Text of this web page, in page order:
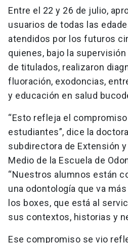
Entre el 22 y 26 de julio,
usuarios de todas las
atendidos por los futuros
quienes, bajo la
de titulados, realizaron
fluoración, exodoncias,
y educación en salud
“Esto refleja el
estudiantes”, dice la
subdirectora de Extensión
Medio de la Escuela de
“Nuestros alumnos están
una odontología que va
los boxes, que está al
sus contextos, historias y
Ese compromiso se vio